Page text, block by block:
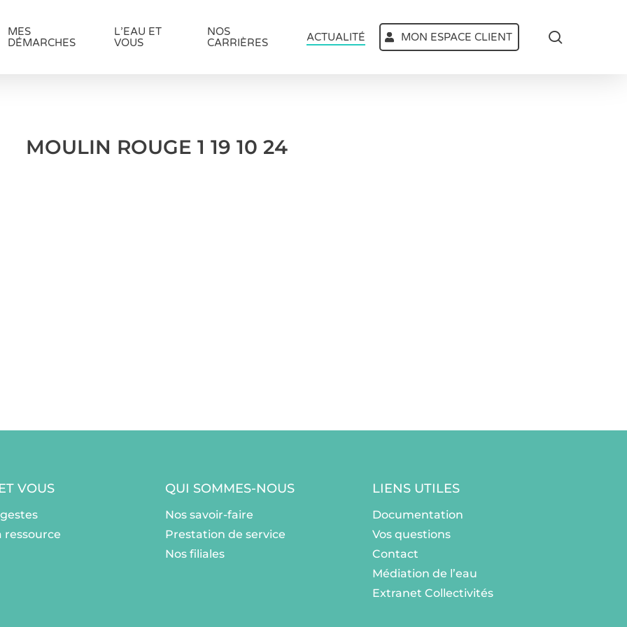
MES
DÉMARCHES
L’EAU ET
VOUS
NOS
CARRIÈRES
ACTUALITÉ MON ESPACE CLIENT
MOULIN ROUGE 1 19 10 24
VOUS
ressource
QUI SOMMES-NOUS
Nos savoir-faire
Prestation de service
Nos filiales
LIENS UTILES
Documentation
Vos questions
Contact
Médiation de l’eau
Extranet Collectivités